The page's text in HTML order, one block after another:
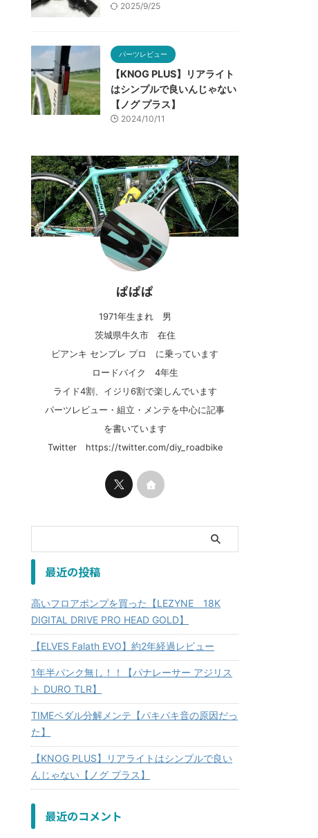
2025/9/25
パーツレビュー
【KNOG PLUS】リアライト
はシンプルで良いんじゃない
【ノグ プラス】
2024/10/11
ぱぱぱ
1971年生まれ 男
茨城県牛久市 在住
ビアンキ センプレ プロ に乗っています
ロードバイク 4年生
ライド4割、イジリ6割で楽しんでいます
パーツレビュー・組立・メンテを中心に記事
を書いています
Twitter https://twitter.com/diy_roadbike
最近の投稿
高いフロアポンプを買った【LEZYNE 18K
DIGITAL DRIVE PRO HEAD GOLD】
【ELVES Falath EVO】約2年経過レビュー
1年半パンク無し！！【パナレーサー アジリス
ト DURO TLR】
TIMEペダル分解メンテ【パキパキ音の原因だっ
た】
【KNOG PLUS】リアライトはシンプルで良い
んじゃない【ノグ プラス】
最近のコメント